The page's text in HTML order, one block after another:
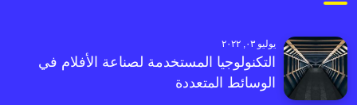
يوليو ٠٣, ٢٠٢٢
التكنولوجيا المستخدمة لصناعة الأفلام في
الوسائط المتعددة